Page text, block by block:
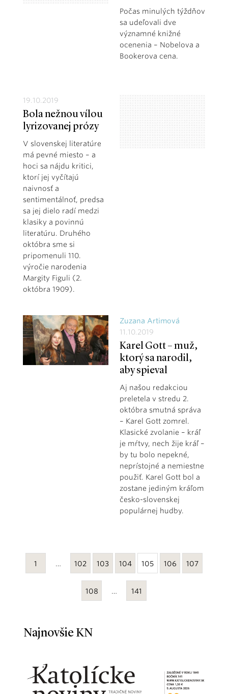
Počas minulých týždňov
sa udeľovali dve
významné knižné
ocenenia – Nobelova a
Bookerova cena.
19.10.2019
Bola nežnou vílou
lyrizovanej prózy
V slovenskej literatúre
má pevné miesto – a
hoci sa nájdu kritici,
ktorí jej vyčítajú
naivnosť a
sentimentálnoť, predsa
sa jej dielo radí medzi
klasiky a povinnú
literatúru. Druhého
októbra sme si
pripomenuli 110.
výročie narodenia
Margity Figuli (2.
októbra 1909).
Zuzana Artimová
11.10.2019
Karel Gott – muž,
ktorý sa narodil,
aby spieval
Aj našou redakciou
preletela v stredu 2.
októbra smutná správa
– Karel Gott zomrel.
Klasické zvolanie – kráľ
je mŕtvy, nech žije kráľ –
by tu bolo nepekné,
neprístojné a nemiestne
použiť. Karel Gott bol a
zostane jediným kráľom
česko-slovenskej
populárnej hudby.
1 … 102 103 104 105 106 107
108 … 141
Najnovšie KN